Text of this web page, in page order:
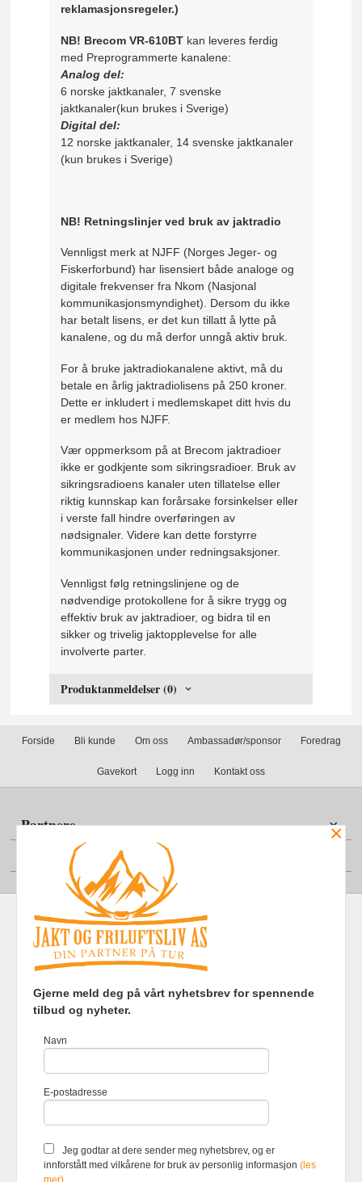
reklamasjonsregeler.)
NB! Brecom VR-610BT kan leveres ferdig
med Preprogrammerte kanalene:
Analog del:
6 norske jaktkanaler, 7 svenske
jaktkanaler(kun brukes i Sverige)
Digital del:
12 norske jaktkanaler, 14 svenske jaktkanaler
(kun brukes i Sverige)
NB! Retningslinjer ved bruk av jaktradio
Vennligst merk at NJFF (Norges Jeger- og
Fiskerforbund) har lisensiert både analoge og
digitale frekvenser fra Nkom (Nasjonal
kommunikasjonsmyndighet). Dersom du ikke
har betalt lisens, er det kun tillatt å lytte på
kanalene, og du må derfor unngå aktiv bruk.
For å bruke jaktradiokanalene aktivt, må du
betale en årlig jaktradiolisens på 250 kroner.
Dette er inkludert i medlemskapet ditt hvis du
er medlem hos NJFF.
Vær oppmerksom på at Brecom jaktradioer
ikke er godkjente som sikringsradioer. Bruk av
sikringsradioens kanaler uten tillatelse eller
riktig kunnskap kan forårsake forsinkelser eller
i verste fall hindre overføringen av
nødsignaler. Videre kan dette forstyrre
kommunikasjonen under redningsaksjoner.
Vennligst følg retningslinjene og de
nødvendige protokollene for å sikre trygg og
effektiv bruk av jaktradioer, og bidra til en
sikker og trivelig jaktopplevelse for alle
involverte parter.
Produktanmeldelser (0)
Forside Bli kunde Om oss Ambassadør/sponsor Foredrag
Gavekort Logg inn Kontakt oss
Partnere
Din konto
Frakt Kjøpsbetingelser Sikkerhet og personvern
Nyhetsbrev
Foretaksregisteret 920903363
du får en bedre kjøpsopplevelse og
bruker cookies hovedsaklig til å
hva du har puttet i handlekurven
din. Fortsett å bruke siden som
×
Gjerne meld deg på vårt nyhetsbrev for spennende
tilbud og nyheter.
Navn
E-postadresse
Jeg godtar at dere sender meg nyhetsbrev, og er
innforstått med vilkårene for bruk av personlig informasjon(les